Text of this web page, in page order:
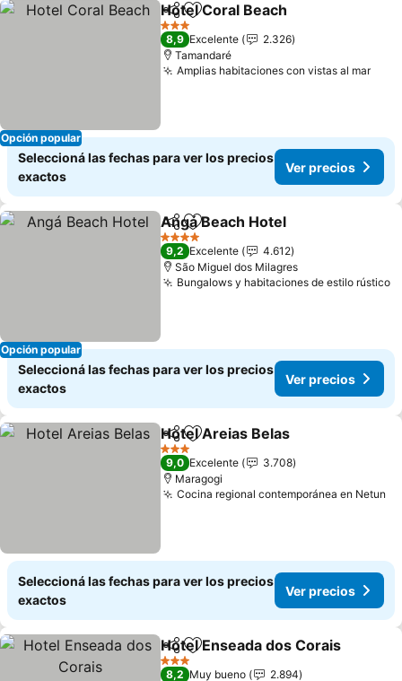
Opción popular
CompartirAñadir a favoritos
Hotel Coral Beach
3 Estrellas
8,9 Excelente
2.326
Tamandaré
Amplias habitaciones con vistas al mar
Seleccioná las fechas para ver los precios
exactos
Ver precios
Opción popular
CompartirAñadir a favoritos
Angá Beach Hotel
4 Estrellas
9,2 Excelente
4.612
São Miguel dos Milagres
Bungalows y habitaciones de estilo rústico
Seleccioná las fechas para ver los precios
exactos
Ver precios
CompartirAñadir a favoritos
Hotel Areias Belas
3 Estrellas
9,0 Excelente
3.708
Maragogi
Cocina regional contemporánea en Netun
Seleccioná las fechas para ver los precios
exactos
Ver precios
CompartirAñadir a favoritos
Hotel Enseada dos Corais
3 Estrellas
8,2 Muy bueno 2.894